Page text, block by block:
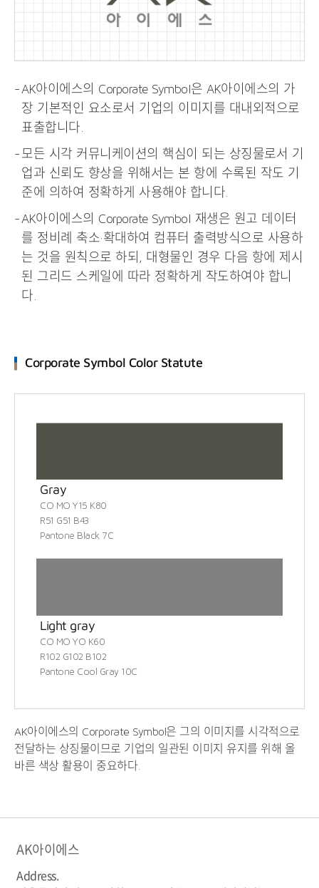
AK아이에스의 Corporate Symbol은 AK아이에스의 가
장 기본적인 요소로서 기업의 이미지를 대내외적으로
표출합니다.
모든 시각 커뮤니케이션의 핵심이 되는 상징물로서 기
업과 신뢰도 향상을 위해서는 본 항에 수록된 작도 기
준에 의하여 정확하게 사용해야 합니다.
AK아이에스의 Corporate Symbol 재생은 원고 데이터
를 정비례 축소·확대하여 컴퓨터 출력방식으로 사용하
는 것을 원칙으로 하되, 대형물인 경우 다음 항에 제시
된 그리드 스케일에 따라 정확하게 작도하여야 합니
다.
Corporate Symbol Color Statute
Gray
CO MO Y15 K80
R51 G51 B43
Pantone Black 7C
Light gray
CO MO YO K60
R102 G102 B102
Pantone Cool Gray 10C
AK아이에스의 Corporate Symbol은 그의 이미지를 시각적으로
전달하는 상징물이므로 기업의 일관된 이미지 유지를 위해 올
바른 색상 활용이 중요하다.
AK아이에스
Address.